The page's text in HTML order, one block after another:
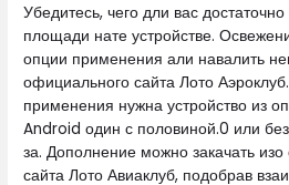
Убедитесь, чего дли вас достаточно
площади нате устройстве.
опции применения али навалить
официального сайта Лото
применения нужна устройство из
Android один с половиной.0 или
за. Дополнение можно закачать
сайта Лото Авиаклуб, подобрав